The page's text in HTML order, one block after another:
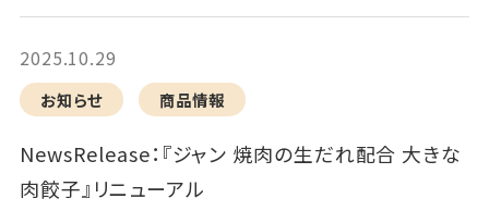
2025.10.29
お知らせ 商品情報
NewsRelease：『ジャン 焼肉の生だれ配合 大きな
肉餃子』リニューアル